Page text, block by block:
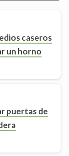
caseros
un horno
puertas de